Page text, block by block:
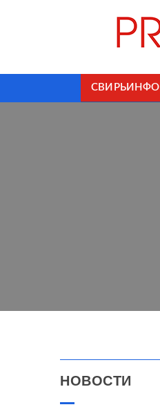
СВИРЬИНФО
НОВОСТИ